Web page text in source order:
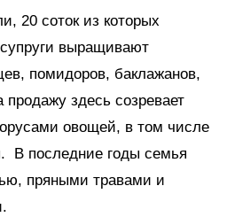
20 соток из которых
выращивают
помидоров, баклажанов,
продажу здесь созревает
овощей, в том числе
В последние годы семья
пряными травами и